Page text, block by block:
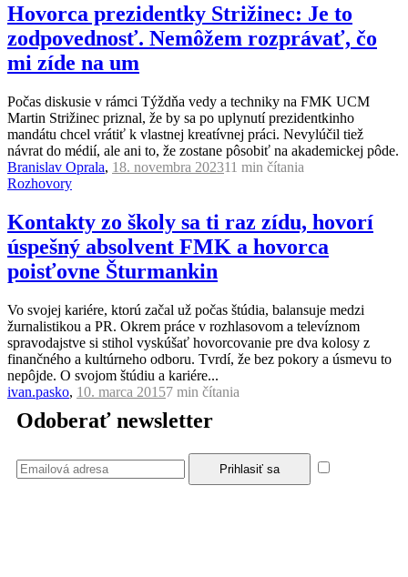
Hovorca prezidentky Strižinec: Je to
zodpovednosť. Nemôžem rozprávať, čo
mi zíde na um
Počas diskusie v rámci Týždňa vedy a techniky na FMK UCM
Martin Strižinec priznal, že by sa po uplynutí prezidentkinho
mandátu chcel vrátiť k vlastnej kreatívnej práci. Nevylúčil tiež
návrat do médií, ale ani to, že zostane pôsobiť na akademickej pôde.
Branislav Oprala, 18. novembra 202311 min čítania
Rozhovory
Kontakty zo školy sa ti raz zídu, hovorí
úspešný absolvent FMK a hovorca
poisťovne Šturmankin
Vo svojej kariére, ktorú začal už počas štúdia, balansuje medzi
žurnalistikou a PR. Okrem práce v rozhlasovom a televíznom
spravodajstve si stihol vyskúšať hovorcovanie pre dva kolosy z
finančného a kultúrneho odboru. Tvrdí, že bez pokory a úsmevu to
nepôjde. O svojom štúdiu a kariére...
ivan.pasko, 10. marca 20157 min čítania
Odoberať newsletter